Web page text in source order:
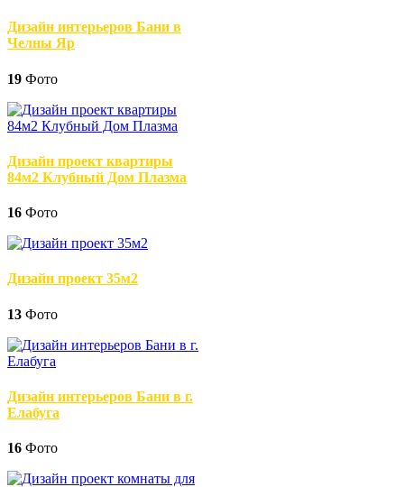
Дизайн интерьеров Бани в
Челны Яр
19 Фото
Дизайн проект квартиры
84м2 Клубный Дом Плазма
16 Фото
Дизайн проект 35м2
13 Фото
Дизайн интерьеров Бани в г.
Елабуга
16 Фото